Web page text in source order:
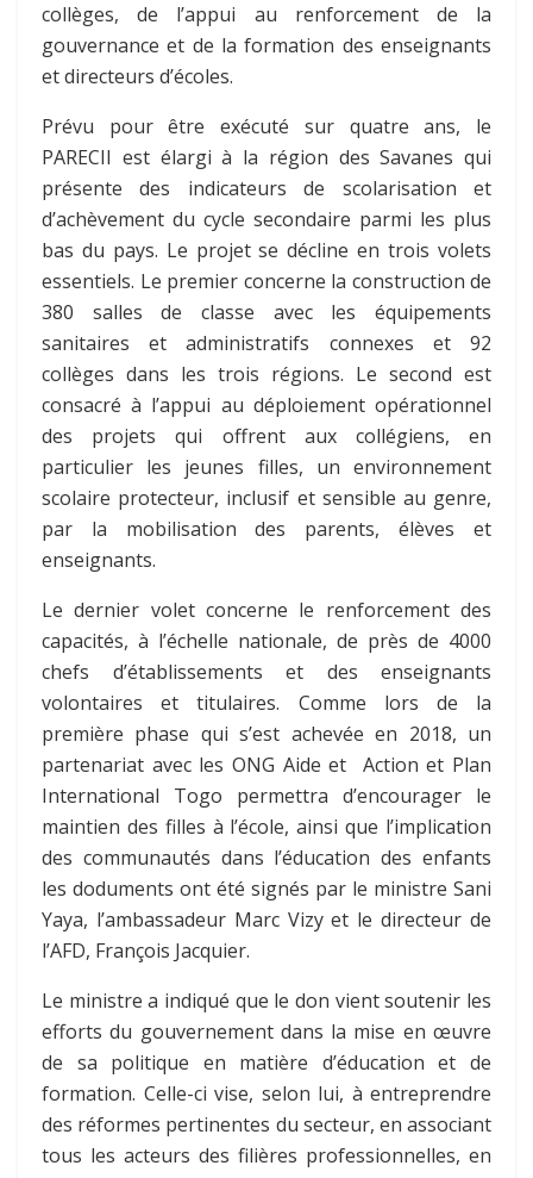
collèges, de l’appui au renforcement de la
gouvernance et de la formation des enseignants
et directeurs d’écoles.
Prévu pour être exécuté sur quatre ans, le
PARECII est élargi à la région des Savanes qui
présente des indicateurs de scolarisation et
d’achèvement du cycle secondaire parmi les plus
bas du pays. Le projet se décline en trois volets
essentiels. Le premier concerne la construction de
380 salles de classe avec les équipements
sanitaires et administratifs connexes et 92
collèges dans les trois régions. Le second est
consacré à l’appui au déploiement opérationnel
des projets qui offrent aux collégiens, en
particulier les jeunes filles, un environnement
scolaire protecteur, inclusif et sensible au genre,
par la mobilisation des parents, élèves et
enseignants.
Le dernier volet concerne le renforcement des
capacités, à l’échelle nationale, de près de 4000
chefs d’établissements et des enseignants
volontaires et titulaires. Comme lors de la
première phase qui s’est achevée en 2018, un
partenariat avec les ONG Aide et Action et Plan
International Togo permettra d’encourager le
maintien des filles à l’école, ainsi que l’implication
des communautés dans l’éducation des enfants
les doduments ont été signés par le ministre Sani
Yaya, l’ambassadeur Marc Vizy et le directeur de
l’AFD, François Jacquier.
Le ministre a indiqué que le don vient soutenir les
efforts du gouvernement dans la mise en œuvre
de sa politique en matière d’éducation et de
formation. Celle-ci vise, selon lui, à entreprendre
des réformes pertinentes du secteur, en associant
tous les acteurs des filières professionnelles, en